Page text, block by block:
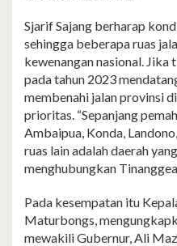
Sjarif Sajang berharap
sehingga beberapa ruas
kewenangan nasional.
pada tahun 2023
membenahi jalan provinsi
prioritas. “Sepanjang
Ambaipua, Konda,
ruas lain adalah daerah
menghubungkan
Pada kesempatan itu
Maturbongs,
mewakili Gubernur, Ali